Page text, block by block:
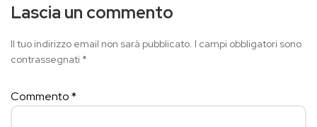
Lascia un commento
Il tuo indirizzo email non sarà pubblicato. I campi obbligatori sono
contrassegnati *
Commento*